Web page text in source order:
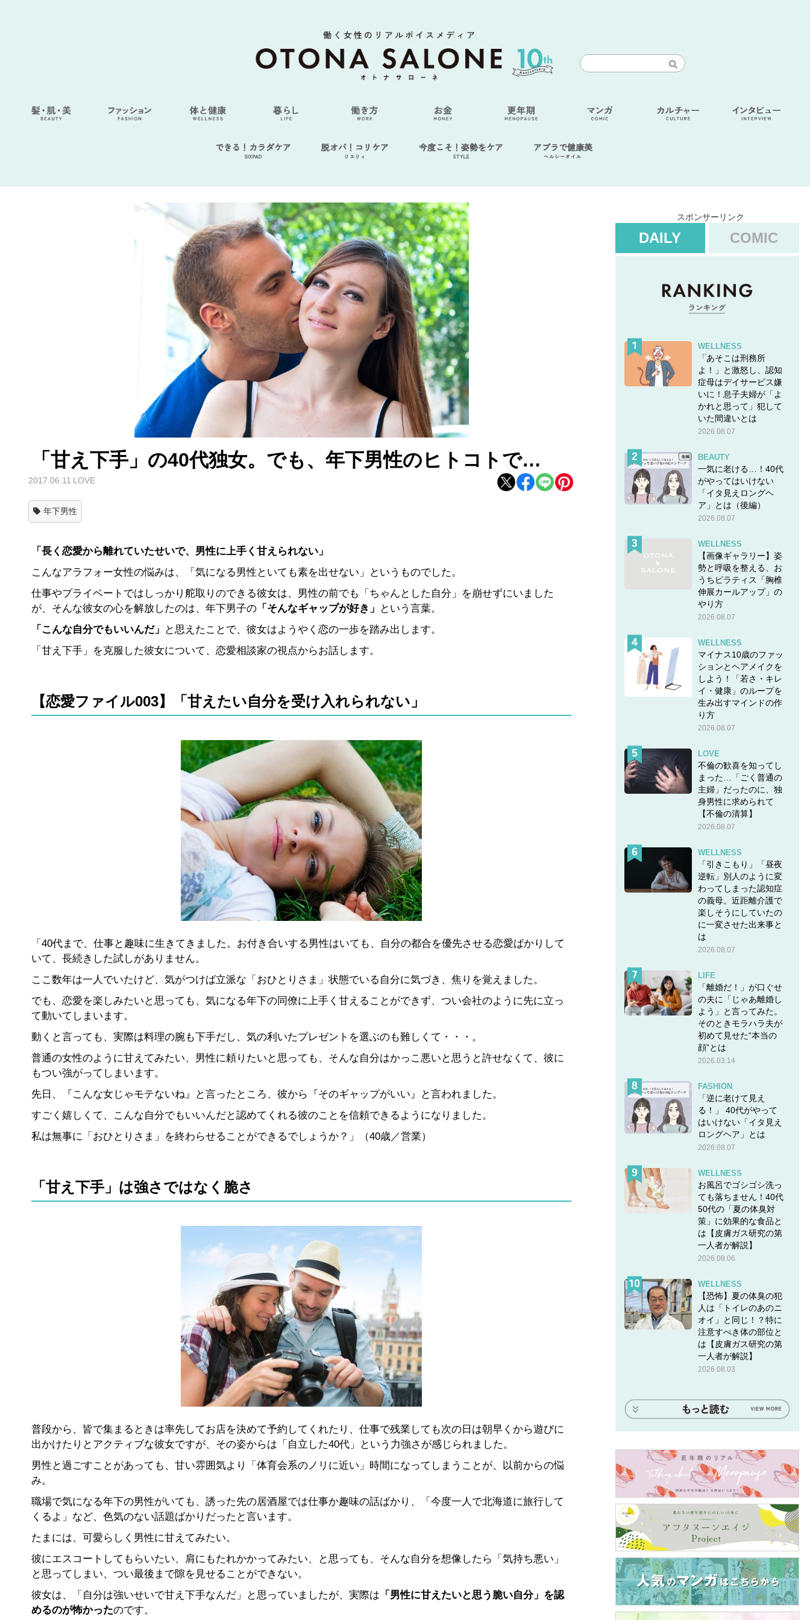
できる！カラダケア
SIXPAD
脱オバ！コリケア
リエリィ
今度こそ！姿勢をケア
STYLE
アブラで健康美
ヘルシーオイル
「甘え下手」の40代独女。でも、年下男性のヒトコトで…
2017.06.11 LOVE
年下男性
「長く恋愛から離れていたせいで、男性に上手く甘えられない」
こんなアラフォー女性の悩みは、「気になる男性といても素を出せない」というものでした。
仕事やプライベートではしっかり舵取りのできる彼女は、男性の前でも「ちゃんとした自分」を崩せずにいました
が、そんな彼女の心を解放したのは、年下男子の 「そんなギャップが好き」
という言葉。
「こんな自分でもいいんだ」
と思えたことで、彼女はようやく恋の一歩を踏み出します。
「甘え下手」を克服した彼女について、恋愛相談家の視点からお話します。
【恋愛ファイル003】「甘えたい自分を受け入れられない」
「40代まで、仕事と趣味に生きてきました。お付き合いする男性はいても、自分の都合を優先させる恋愛ばかりして
いて、長続きした試しがありません。
ここ数年は一人でいたけど、気がつけば立派な「おひとりさま」状態でいる自分に気づき、焦りを覚えました。
でも、恋愛を楽しみたいと思っても、気になる年下の同僚に上手く甘えることができず、つい会社のように先に立っ
て動いてしまいます。
動くと言っても、実際は料理の腕も下手だし、気の利いたプレゼントを選ぶのも難しくて・・・。
普通の女性のように甘えてみたい、男性に頼りたいと思っても、そんな自分はかっこ悪いと思うと許せなくて、彼に
もつい強がってしまいます。
先日、『こんな女じゃモテないね』と言ったところ、彼から『そのギャップがいい』と言われました。
すごく嬉しくて、こんな自分でもいいんだと認めてくれる彼のことを信頼できるようになりました。
私は無事に「おひとりさま」を終わらせることができるでしょうか？」（40歳／営業）
「甘え下手」は強さではなく脆さ
普段から、皆で集まるときは率先してお店を決めて予約してくれたり、仕事で残業しても次の日は朝早くから遊びに
出かけたりとアクティブな彼女ですが、その姿からは「自立した40代」という力強さが感じられました。
男性と過ごすことがあっても、甘い雰囲気より「体育会系のノリに近い」時間になってしまうことが、以前からの悩
み。
職場で気になる年下の男性がいても、誘った先の居酒屋では仕事か趣味の話ばかり、「今度一人で北海道に旅行して
くるよ」など、色気のない話題ばかりだったと言います。
たまには、可愛らしく男性に甘えてみたい。
彼にエスコートしてもらいたい、肩にもたれかかってみたい、と思っても、そんな自分を想像したら「気持ち悪い」
と思ってしまい、つい最後まで隙を見せることができない。
彼女は、「自分は強いせいで甘え下手なんだ」と思っていましたが、実際は 「男性に甘えたいと思う脆い自分」を認
めるのが怖かったのです。
スポンサーリンク
DAILY COMIC
WELLNESS
「あそこは刑務所
よ！」と激怒し、認知
症母はデイサービス嫌
いに！息子夫婦が「よ
かれと思って」犯して
いた間違いとは
2026.08.07
BEAUTY
一気に老ける…！40代
がやってはいけない
「イタ見えロングヘ
ア」とは（後編）
2026.08.07
WELLNESS
【画像ギャラリー】姿
勢と呼吸を整える、お
うちピラティス「胸椎
伸展カールアップ」の
やり方
2026.08.07
WELLNESS
マイナス10歳のファッ
ションとヘアメイクを
しよう！「若さ・キレ
イ・健康」のループを
生み出すマインドの作
り方
2026.08.07
LOVE
不倫の歓喜を知ってし
まった…「ごく普通の
主婦」だったのに、独
身男性に求められて
【不倫の清算】
2026.08.07
WELLNESS
「引きこもり」「昼夜
逆転」別人のように変
わってしまった認知症
の義母。近距離介護で
楽しそうにしていたの
に一変させた出来事と
は
2026.08.07
LIFE
「離婚だ！」が口ぐせ
の夫に「じゃあ離婚し
よう」と言ってみた。
そのときモラハラ夫が
初めて見せた“本当の
顔”とは
2026.03.14
FASHION
「逆に老けて見え
る！」 40代がやって
はいけない「イタ見え
ロングヘア」とは
2026.08.07
WELLNESS
お風呂でゴシゴシ洗っ
ても落ちません！40代
50代の「夏の体臭対
策」に効果的な食品と
は【皮膚ガス研究の第
一人者が解説】
2026.08.06
WELLNESS
【恐怖】夏の体臭の犯
人は「トイレのあのニ
オイ」と同じ！？特に
注意すべき体の部位と
は【皮膚ガス研究の第
一人者が解説】
2026.08.03